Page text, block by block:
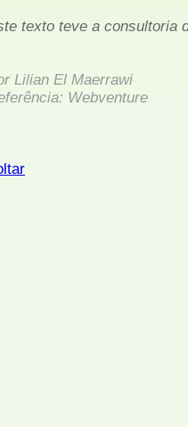
texto teve a consultoria
Lilian El Maerrawi
Webventure